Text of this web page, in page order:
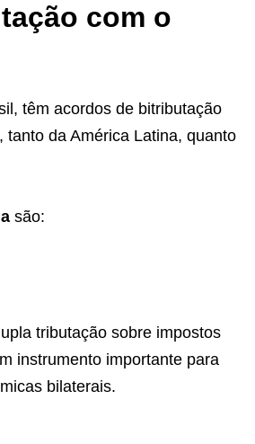
com o
têm acordos de bitributação
tanto da América Latina, quanto
são:
tributação sobre impostos
instrumento importante para
bilaterais.